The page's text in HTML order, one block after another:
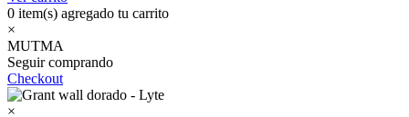
0 item(s) agregado tu carrito
×
MUTMA
Seguir comprando
Checkout
×